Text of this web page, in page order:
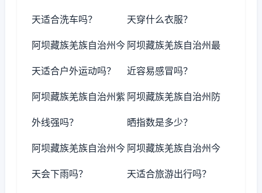
天适合洗车吗？ 天穿什么衣服？
阿坝藏族羌族自治州今
天适合户外运动吗？
阿坝藏族羌族自治州最
近容易感冒吗？
阿坝藏族羌族自治州紫
外线强吗？
阿坝藏族羌族自治州防
晒指数是多少？
阿坝藏族羌族自治州今
天会下雨吗？
阿坝藏族羌族自治州今
天适合旅游出行吗？